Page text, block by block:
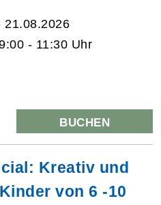
21.08.2026
- 11:30 Uhr
BUCHEN
Kreativ und
von 6 -10